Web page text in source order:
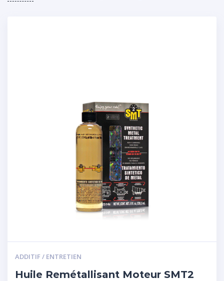
ADDITIF / ENTRETIEN
Huile Remétallisant Moteur SMT2